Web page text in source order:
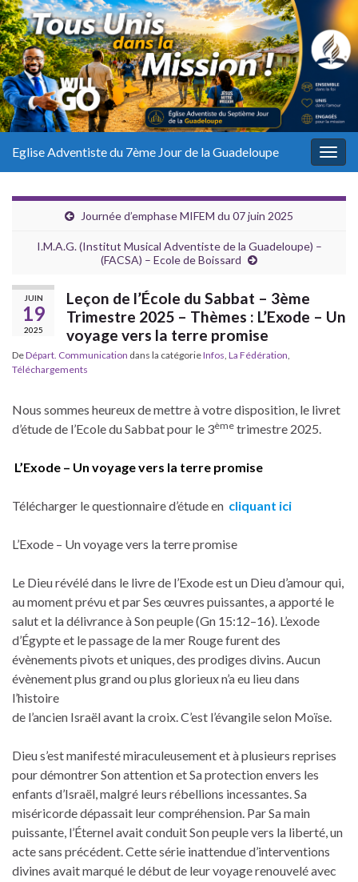
Eglise Adventiste du 7ème Jour de la Guadeloupe
Journée d’emphase MIFEM du 07 juin 2025
I.M.A.G. (Institut Musical Adventiste de la Guadeloupe) –
(FACSA) – Ecole de Boissard
JUIN
19
2025
Leçon de l’École du Sabbat – 3ème
Trimestre 2025 – Thèmes : L’Exode – Un
voyage vers la terre promise
DeDépart. Communication dans la catégorieInfos La Fédération
Téléchargements
Nous sommes heureux de mettre à votre disposition, le livret
d’étude de l’Ecole du Sabbat pour le 3ème trimestre 2025.
L’Exode – Un voyage vers la terre promise
Télécharger le questionnaire d’étude en cliquant ici
L’Exode – Un voyage vers la terre promise
Le Dieu révélé dans le livre de l’Exode est un Dieu d’amour qui,
au moment prévu et par Ses œuvres puissantes, a apporté le
salut et la délivrance à Son peuple (Gn 15:12–16). L’exode
d’Égypte et le passage de la mer Rouge furent des
évènements pivots et uniques, des prodiges divins. Aucun
évènement plus grand ou plus glorieux n’a eu lieu dans
l’histoire
de l’ancien Israël avant la croix. C’est l’évangile selon Moïse.
Dieu s’est manifesté miraculeusement et à plusieurs reprises
pour démontrer Son attention et Sa protection envers les
enfants d’Israël, malgré leurs rébellions incessantes. Sa
miséricorde dépassait leur compréhension. Par Sa main
puissante, l’Éternel avait conduit Son peuple vers la liberté, un
acte sans précédent. Cette série inattendue d’interventions
divines avait marqué le début de leur voyage renouvelé avec